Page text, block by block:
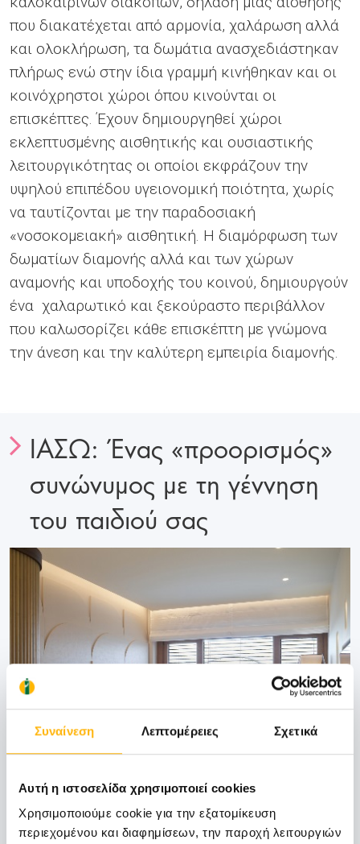
Συναίνεση Λεπτομέρειες Σχετικά
Αυτή η ιστοσελίδα χρησιμοποιεί cookies
Χρησιμοποιούμε cookie για την εξατομίκευση
περιεχομένου και διαφημίσεων, την παροχή λειτουργιών
που διακατέχεται από αρμονία, χαλάρωση αλλά
και ολοκλήρωση, τα δωμάτια ανασχεδιάστηκαν
πλήρως ενώ στην ίδια γραμμή κινήθηκαν και οι
κοινόχρηστοι χώροι όπου κινούνται οι
επισκέπτες. Έχουν δημιουργηθεί χώροι
εκλεπτυσμένης αισθητικής και ουσιαστικής
λειτουργικότητας οι οποίοι εκφράζουν την
υψηλού επιπέδου υγειονομική ποιότητα, χωρίς
να ταυτίζονται με την παραδοσιακή
«νοσοκομειακή» αισθητική. Η διαμόρφωση των
δωματίων διαμονής αλλά και των χώρων
αναμονής και υποδοχής του κοινού, δημιουργούν
ένα χαλαρωτικό και ξεκούραστο περιβάλλον
που καλωσορίζει κάθε επισκέπτη με γνώμονα
την άνεση και την καλύτερη εμπειρία διαμονής.
ΙΑΣΩ: Ένας «προορισμός»
συνώνυμος με τη γέννηση
του παιδιού σας